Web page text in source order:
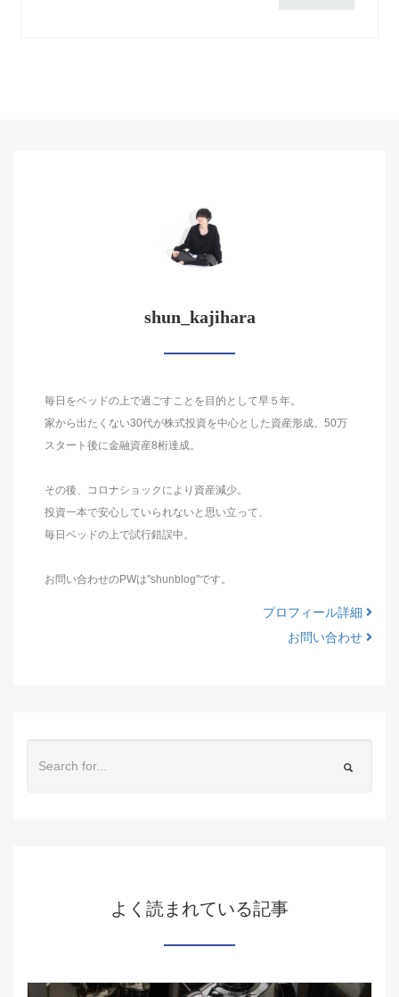
shun_kajihara
毎日をベッドの上で過ごすことを目的として早５年。
家から出たくない30代が株式投資を中心とした資産形成。50万
スタート後に金融資産8桁達成。
その後、コロナショックにより資産減少。
投資一本で安心していられないと思い立って、
毎日ベッドの上で試行錯誤中。
お問い合わせのPWは"shunblog"です。
プロフィール詳細
お問い合わせ
よく読まれている記事